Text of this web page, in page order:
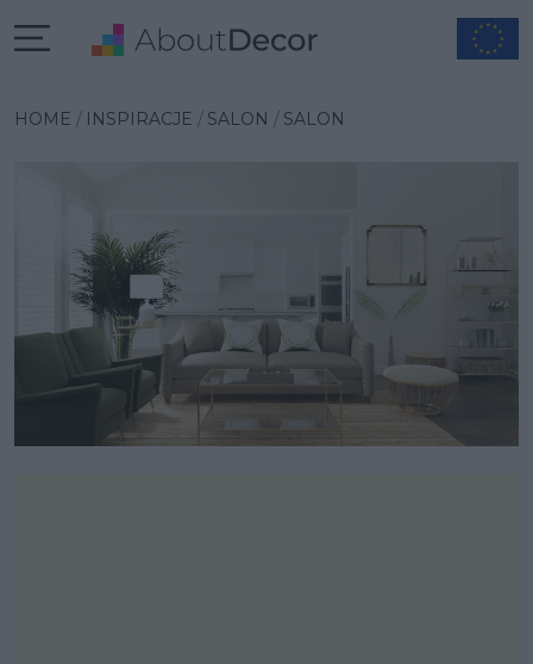
HOME INSPIRACJE SALON SALON